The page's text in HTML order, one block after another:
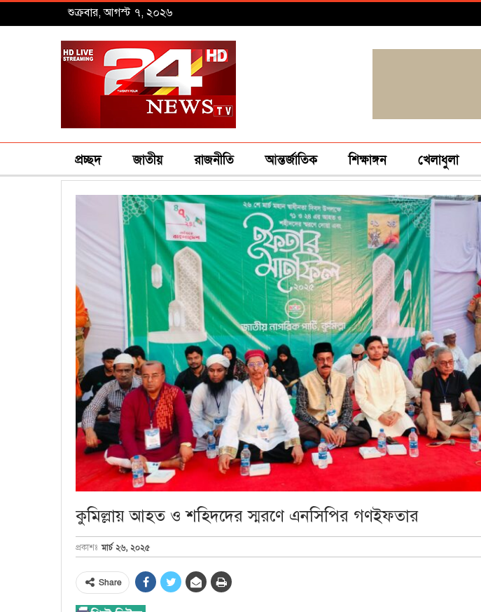
শুক্রবার, আগস্ট ৭, ২০২৬
প্রচ্ছদ জাতীয় রাজনীতি আন্তর্জাতিক শিক্ষাঙ্গন খেলাধুলা
কুমিল্লায় আহত ও শহিদদের স্মরণে এনসিপির গণইফতার
প্রকাশঃ মার্চ ২৬, ২০২৫
Share